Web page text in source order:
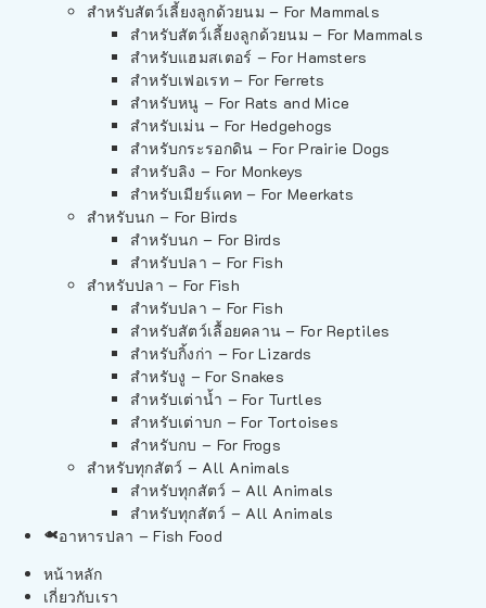
สำหรับสัตว์เลี้ยงลูกด้วยนม – For Mammals
สำหรับสัตว์เลี้ยงลูกด้วยนม – For Mammals
สำหรับแฮมสเตอร์ – For Hamsters
สำหรับเฟอเรท – For Ferrets
สำหรับหนู – For Rats and Mice
สำหรับเม่น – For Hedgehogs
สำหรับกระรอกดิน – For Prairie Dogs
สำหรับลิง – For Monkeys
สำหรับเมียร์แคท – For Meerkats
สำหรับนก – For Birds
สำหรับนก – For Birds
สำหรับปลา – For Fish
สำหรับปลา – For Fish
สำหรับปลา – For Fish
สำหรับสัตว์เลื้อยคลาน – For Reptiles
สำหรับกิ้งก่า – For Lizards
สำหรับงู – For Snakes
สำหรับเต่าน้ำ – For Turtles
สำหรับเต่าบก – For Tortoises
สำหรับกบ – For Frogs
สำหรับทุกสัตว์ – All Animals
สำหรับทุกสัตว์ – All Animals
สำหรับทุกสัตว์ – All Animals
อาหารปลา – Fish Food
หน้าหลัก
เกี่ยวกับเรา